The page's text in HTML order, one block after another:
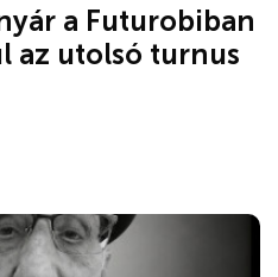
a Futurobiban
az utolsó turnus